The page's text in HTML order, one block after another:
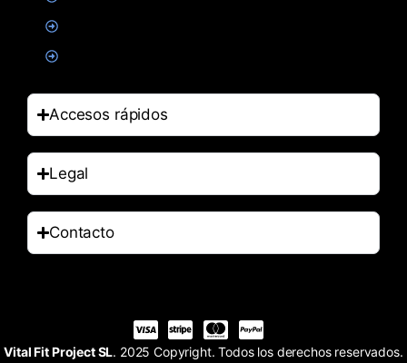
Accesos rápidos
Legal
Contacto
Vital Fit Project SL. 2025 Copyright. Todos los derechos reservados.